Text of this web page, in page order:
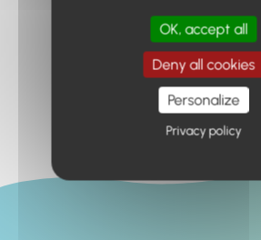
Retour à l'accueil
OK, accept all
Deny all cookies
Personalize
Privacy policy